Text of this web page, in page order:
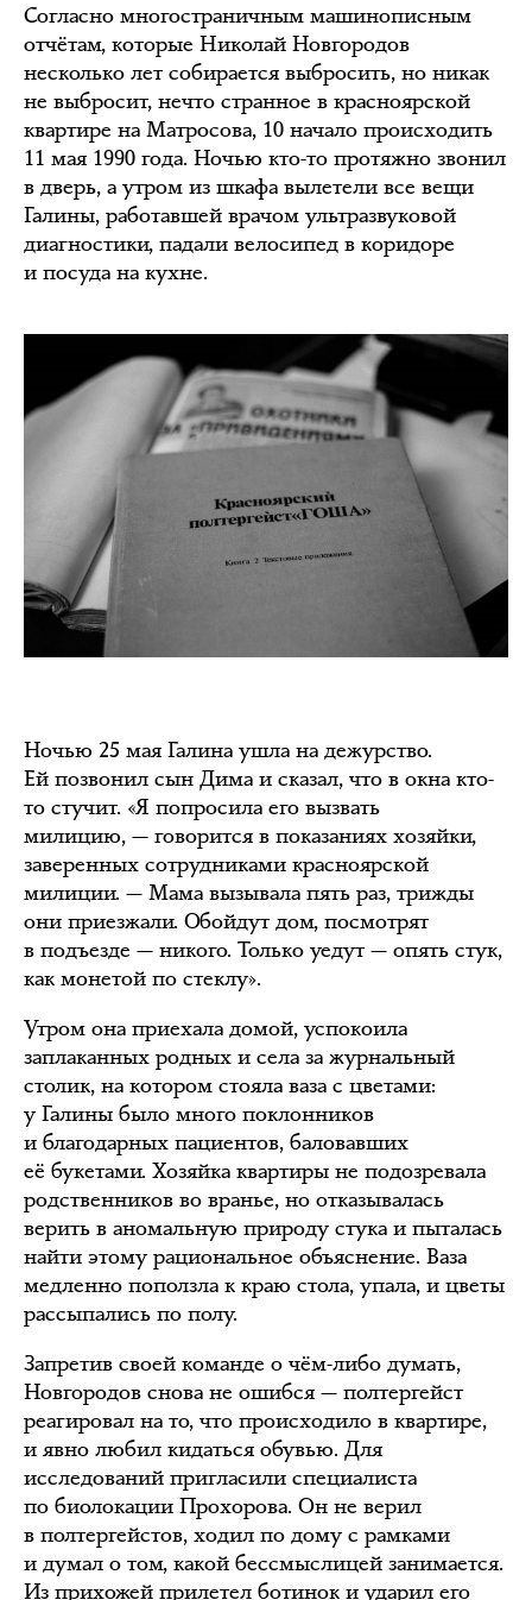
Согласно многостраничным машинописным
отчётам, которые Николай Новгородов
несколько лет собирается выбросить, но никак
не выбросит, нечто странное в красноярской
квартире на Матросова, 10 начало происходить
11 мая 1990 года. Ночью кто-то протяжно звонил
в дверь, а утром из шкафа вылетели все вещи
Галины, работавшей врачом ультразвуковой
диагностики, падали велосипед в коридоре
и посуда на кухне.
Ночью 25 мая Галина ушла на дежурство.
Ей позвонил сын Дима и сказал, что в окна кто-
то стучит. «Я попросила его вызвать
милицию, — говорится в показаниях хозяйки,
заверенных сотрудниками красноярской
милиции. — Мама вызывала пять раз, трижды
они приезжали. Обойдут дом, посмотрят
в подъезде — никого. Только уедут — опять стук,
как монетой по стеклу».
Утром она приехала домой, успокоила
заплаканных родных и села за журнальный
столик, на котором стояла ваза с цветами:
у Галины было много поклонников
и благодарных пациентов, баловавших
её букетами. Хозяйка квартиры не подозревала
родственников во вранье, но отказывалась
верить в аномальную природу стука и пыталась
найти этому рациональное объяснение. Ваза
медленно поползла к краю стола, упала, и цветы
рассыпались по полу.
Запретив своей команде о чём-либо думать,
Новгородов снова не ошибся — полтергейст
реагировал на то, что происходило в квартире,
и явно любил кидаться обувью. Для
исследований пригласили специалиста
по биолокации Прохорова. Он не верил
в полтергейстов, ходил по дому с рамками
и думал о том, какой бессмыслицей занимается.
Из прихожей прилетел ботинок и ударил его